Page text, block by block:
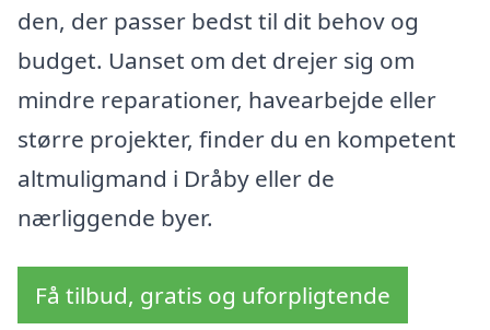
den, der passer bedst til dit behov og
budget. Uanset om det drejer sig om
mindre reparationer, havearbejde eller
større projekter, finder du en kompetent
altmuligmand i Dråby eller de
nærliggende byer.
Få tilbud, gratis og uforpligtende